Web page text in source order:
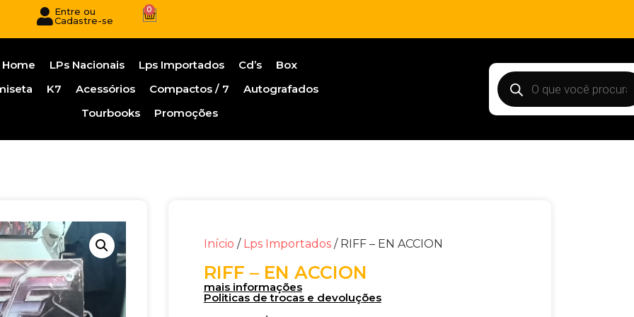
Entre ou
Cadastre-se
0
Home LPs Nacionais Lps Importados Cd’s
Box
K7 Acessórios Compactos / 7
Autografados
Tourbooks
Promoções
Início / Lps Importados/ RIFF – EN ACCION
RIFF – EN ACCION
mais informações
Politicas de trocas e devoluções